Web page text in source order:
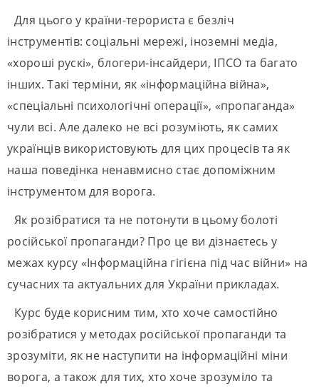
Для цього у країни-терориста є безліч
інструментів: соціальні мережі, іноземні медіа,
«хороші рускі», блогери-інсайдери, ІПСО та багато
інших. Такі терміни, як «інформаційна війна»,
«спеціальні психологічні операції», «пропаганда»
чули всі. Але далеко не всі розуміють, як самих
українців використовують для цих процесів та як
наша поведінка ненавмисно стає допоміжним
інструментом для ворога.
Як розібратися та не потонути в цьому болоті
російської пропаганди? Про це ви дізнаєтесь у
межах курсу «Інформаційна гігієна під час війни» на
сучасних та актуальних для України прикладах.
Курс буде корисним тим, хто хоче самостійно
розібратися у методах російської пропаганди та
зрозуміти, як не наступити на інформаційні міни
ворога, а також для тих, хто хоче зрозуміло та